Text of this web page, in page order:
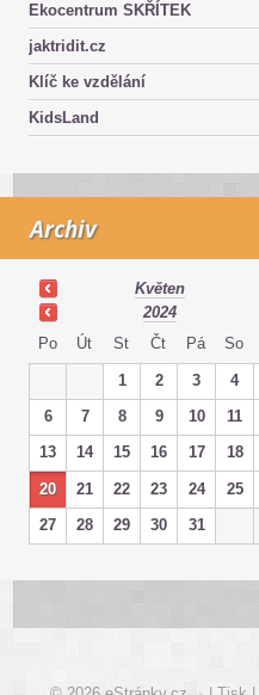
Ekocentrum SKŘÍTEK
jaktridit.cz
Klíč ke vzdělání
KidsLand
Archiv
Květen
2024
Po
Út St Čt Pá So
1 2 3 4
6
7 8 9 10 11
13
14 15 16 17 18
20 21 22 23 24 25
27
28 29 30 31